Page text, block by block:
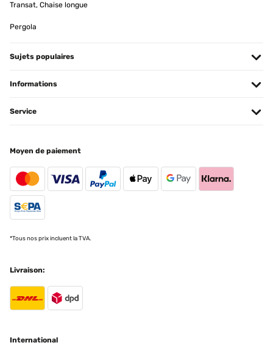
04/12/2023
Traduire
Der Spiegel sieht einfach Hammer aus . Top Qualität , kann doppelt
Amazon-Benutzer
Transat, Chaise longue
Pergola
Sujets populaires
Informations
Service
Moyen de paiement
*Tous nos prix incluent la TVA.
Livraison:
International